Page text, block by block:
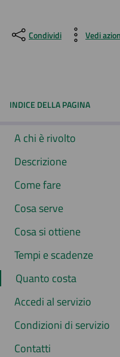
Condividi Vedi
INDICE DELLA PAGINA
A chi è rivolto
Descrizione
Come fare
Cosa serve
Cosa si ottiene
Tempi e scadenze
Quanto costa
Accedi al servizio
Condizioni di servizio
Contatti